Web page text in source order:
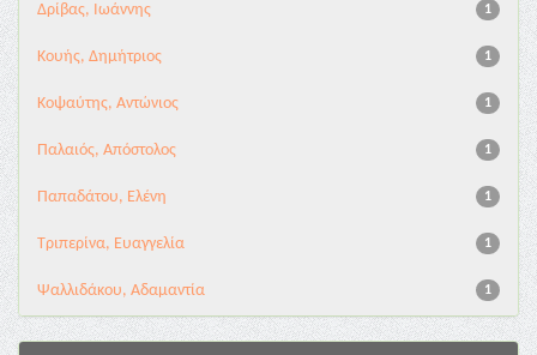
1
Δρίβας, Ιωάννης
1
Κουής, Δημήτριος
1
Κοψαύτης, Αντώνιος
1
Παλαιός, Απόστολος
1
Παπαδάτου, Ελένη
1
Τριπερίνα, Ευαγγελία
1
Ψαλλιδάκου, Αδαμαντία